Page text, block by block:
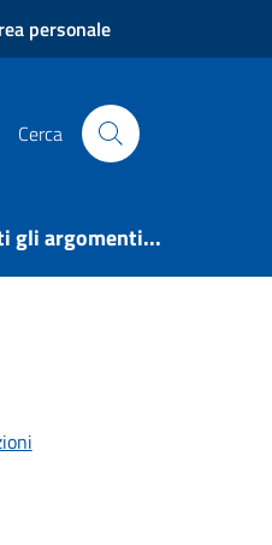
personale
Cerca
gli argomenti...